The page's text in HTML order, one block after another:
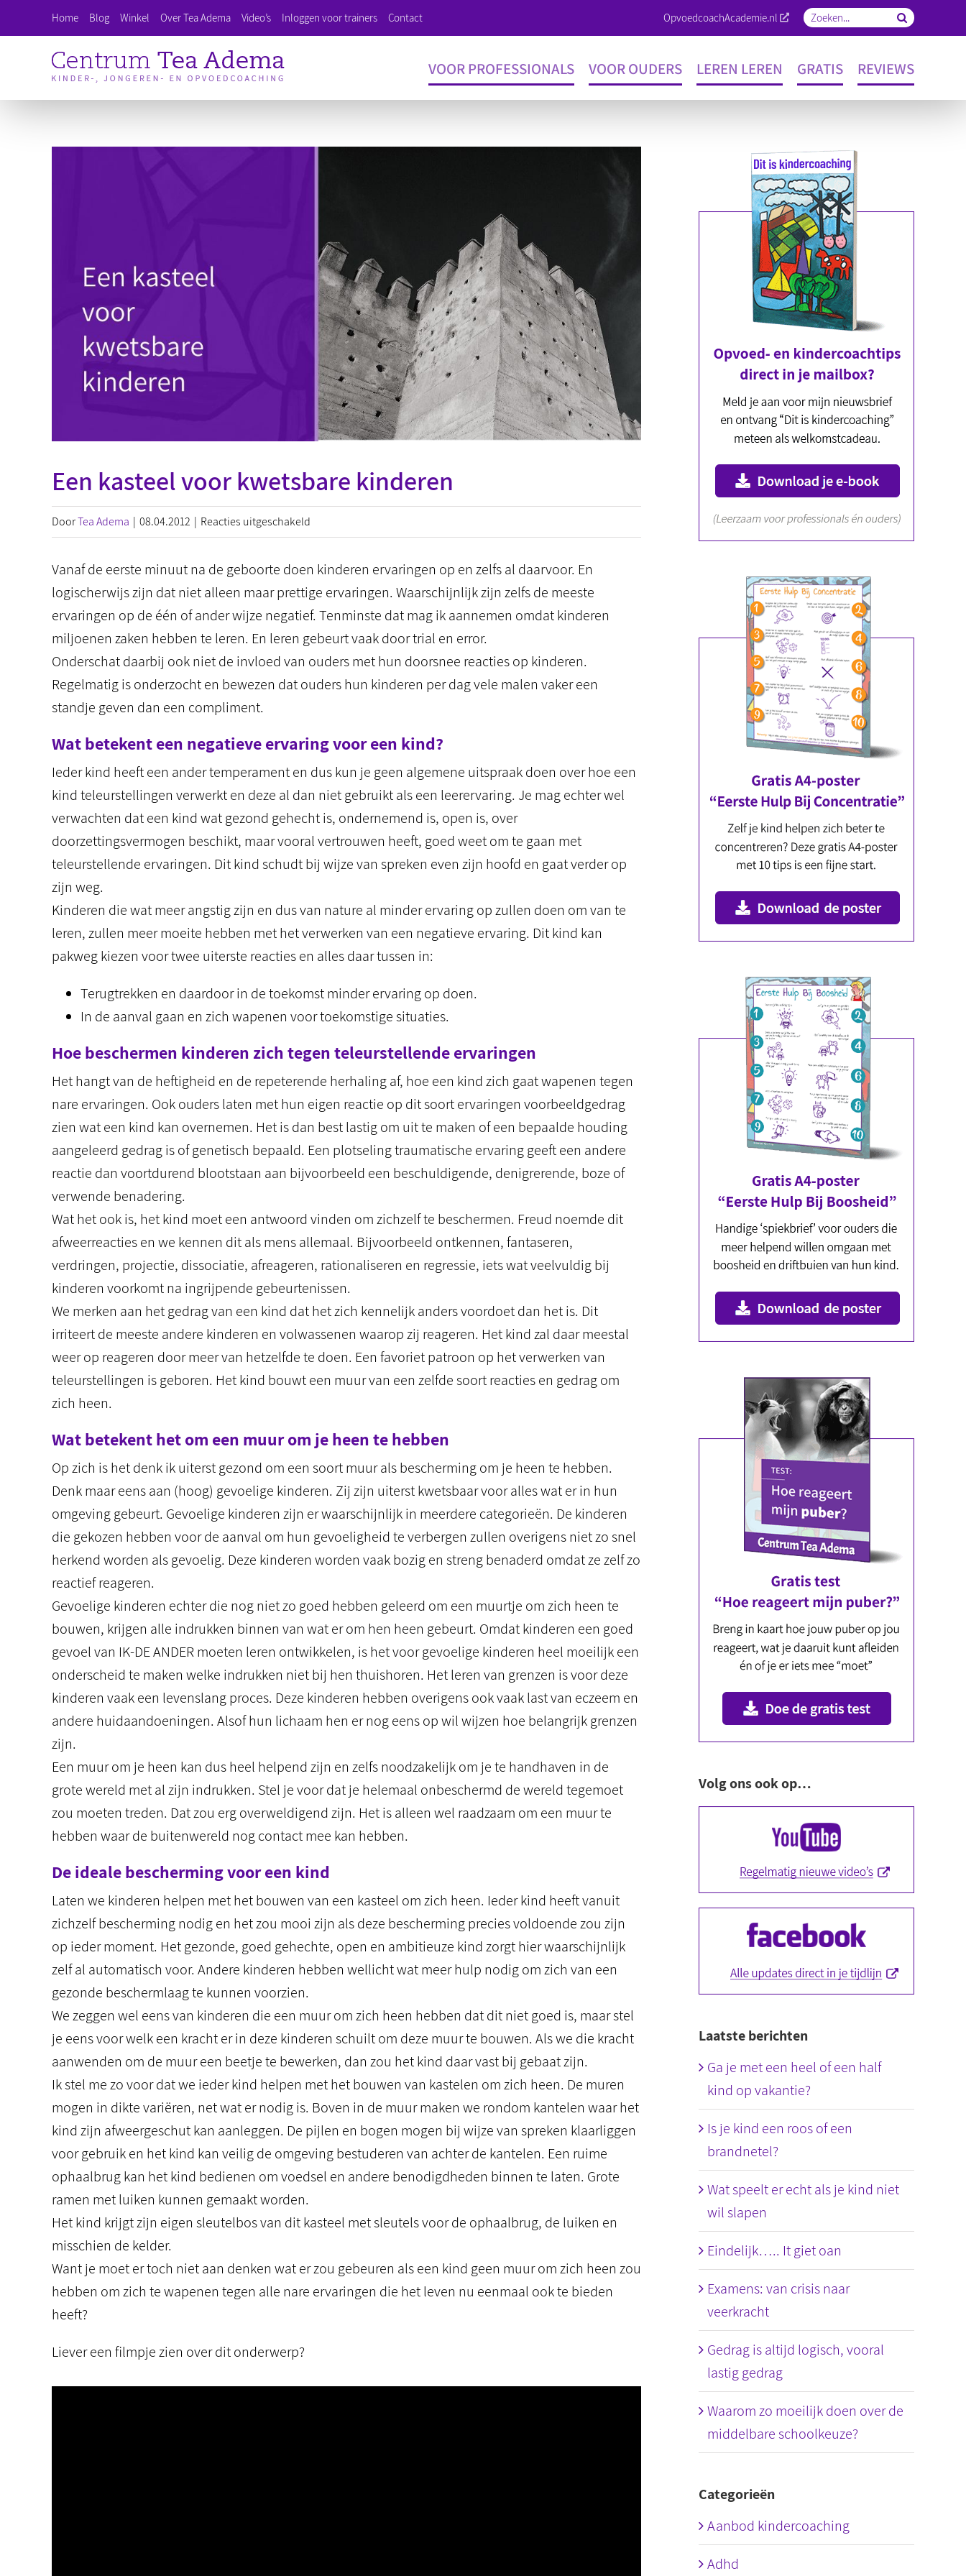
naar
Home Blog Winkel Over Tea Adema Video’s Inloggen voor trainers Contact OpvoedcoachAcademie.nl Zoeken
VOOR PROFESSIONALS VOOR OUDERS LEREN LEREN GRATIS REVIEWS
Een kasteel voor kwetsbare kinderen
DoorTea Adema | 08.04.2012 | Reacties uitgeschakeld
kasteel
voor
kwetsbare
kinderen
Vanaf de eerste minuut na de geboorte doen kinderen ervaringen op en zelfs al daarvoor. En
logischerwijs zijn dat niet alleen maar prettige ervaringen. Waarschijnlijk zijn zelfs de meeste
ervaringen op de één of ander wijze negatief. Tenminste dat mag ik aannemen omdat kinderen
miljoenen zaken hebben te leren. En leren gebeurt vaak door trial en error.
Onderschat daarbij ook niet de invloed van ouders met hun doorsnee reacties op kinderen.
Regelmatig is onderzocht en bewezen dat ouders hun kinderen per dag vele malen vaker een
standje geven dan een compliment.
Wat betekent een negatieve ervaring voor een kind?
Ieder kind heeft een ander temperament en dus kun je geen algemene uitspraak doen over hoe een
kind teleurstellingen verwerkt en deze al dan niet gebruikt als een leerervaring. Je mag echter wel
verwachten dat een kind wat gezond gehecht is, ondernemend is, open is, over
doorzettingsvermogen beschikt, maar vooral vertrouwen heeft, goed weet om te gaan met
teleurstellende ervaringen. Dit kind schudt bij wijze van spreken even zijn hoofd en gaat verder op
zijn weg.
Kinderen die wat meer angstig zijn en dus van nature al minder ervaring op zullen doen om van te
leren, zullen meer moeite hebben met het verwerken van een negatieve ervaring. Dit kind kan
pakweg kiezen voor twee uiterste reacties en alles daar tussen in:
Terugtrekken en daardoor in de toekomst minder ervaring op doen.
In de aanval gaan en zich wapenen voor toekomstige situaties.
Hoe beschermen kinderen zich tegen teleurstellende ervaringen
Het hangt van de heftigheid en de repeterende herhaling af, hoe een kind zich gaat wapenen tegen
nare ervaringen. Ook ouders laten met hun eigen reactie op dit soort ervaringen voorbeeldgedrag
zien wat een kind kan overnemen. Het is dan best lastig om uit te maken of een bepaalde houding
aangeleerd gedrag is of genetisch bepaald. Een plotseling traumatische ervaring geeft een andere
reactie dan voortdurend blootstaan aan bijvoorbeeld een beschuldigende, denigrerende, boze of
verwende benadering.
Wat het ook is, het kind moet een antwoord vinden om zichzelf te beschermen. Freud noemde dit
afweerreacties en we kennen dit als mens allemaal. Bijvoorbeeld ontkennen, fantaseren,
verdringen, projectie, dissociatie, afreageren, rationaliseren en regressie, iets wat veelvuldig bij
kinderen voorkomt na ingrijpende gebeurtenissen.
We merken aan het gedrag van een kind dat het zich kennelijk anders voordoet dan het is. Dit
irriteert de meeste andere kinderen en volwassenen waarop zij reageren. Het kind zal daar meestal
weer op reageren door meer van hetzelfde te doen. Een favoriet patroon op het verwerken van
teleurstellingen is geboren. Het kind bouwt een muur van een zelfde soort reacties en gedrag om
zich heen.
Wat betekent het om een muur om je heen te hebben
Op zich is het denk ik uiterst gezond om een soort muur als bescherming om je heen te hebben.
Denk maar eens aan (hoog) gevoelige kinderen. Zij zijn uiterst kwetsbaar voor alles wat er in hun
omgeving gebeurt. Gevoelige kinderen zijn er waarschijnlijk in meerdere categorieën. De kinderen
die gekozen hebben voor de aanval om hun gevoeligheid te verbergen zullen overigens niet zo snel
herkend worden als gevoelig. Deze kinderen worden vaak bozig en streng benaderd omdat ze zelf zo
reactief reageren.
Gevoelige kinderen echter die nog niet zo goed hebben geleerd om een muurtje om zich heen te
bouwen, krijgen alle indrukken binnen van wat er om hen heen gebeurt. Omdat kinderen een goed
gevoel van IK-DE ANDER moeten leren ontwikkelen, is het voor gevoelige kinderen heel moeilijk een
onderscheid te maken welke indrukken niet bij hen thuishoren. Het leren van grenzen is voor deze
kinderen vaak een levenslang proces. Deze kinderen hebben overigens ook vaak last van eczeem en
andere huidaandoeningen. Alsof hun lichaam hen er nog eens op wil wijzen hoe belangrijk grenzen
zijn.
Een muur om je heen kan dus heel helpend zijn en zelfs noodzakelijk om je te handhaven in de
grote wereld met al zijn indrukken. Stel je voor dat je helemaal onbeschermd de wereld tegemoet
zou moeten treden. Dat zou erg overweldigend zijn. Het is alleen wel raadzaam om een muur te
hebben waar de buitenwereld nog contact mee kan hebben.
De ideale bescherming voor een kind
Laten we kinderen helpen met het bouwen van een kasteel om zich heen. Ieder kind heeft vanuit
zichzelf bescherming nodig en het zou mooi zijn als deze bescherming precies voldoende zou zijn
op ieder moment. Het gezonde, goed gehechte, open en ambitieuze kind zorgt hier waarschijnlijk
zelf al automatisch voor. Andere kinderen hebben wellicht wat meer hulp nodig om zich van een
gezonde beschermlaag te kunnen voorzien.
We zeggen wel eens van kinderen die een muur om zich heen hebben dat dit niet goed is, maar stel
je eens voor welk een kracht er in deze kinderen schuilt om deze muur te bouwen. Als we die kracht
aanwenden om de muur een beetje te bewerken, dan zou het kind daar vast bij gebaat zijn.
Ik stel me zo voor dat we ieder kind helpen met het bouwen van kastelen om zich heen. De muren
mogen in dikte variëren, net wat er nodig is. Boven in de muur maken we rondom kantelen waar het
kind zijn afweergeschut kan aanleggen. De pijlen en bogen mogen bij wijze van spreken klaarliggen
voor gebruik en het kind kan veilig de omgeving bestuderen van achter de kantelen. Een ruime
ophaalbrug kan het kind bedienen om voedsel en andere benodigdheden binnen te laten. Grote
ramen met luiken kunnen gemaakt worden.
Het kind krijgt zijn eigen sleutelbos van dit kasteel met sleutels voor de ophaalbrug, de luiken en
misschien de kelder.
Want je moet er toch niet aan denken wat er zou gebeuren als een kind geen muur om zich heen zou
hebben om zich te wapenen tegen alle nare ervaringen die het leven nu eenmaal ook te bieden
heeft?
Liever een filmpje zien over dit onderwerp?
Volg ons ook op…
Laatste berichten
Ga je met een heel of een half
kind op vakantie?
Is je kind een roos of een
brandnetel?
Wat speelt er echt als je kind niet
wil slapen
Eindelijk….. It giet oan
Examens: van crisis naar
veerkracht
Gedrag is altijd logisch, vooral
lastig gedrag
Waarom zo moeilijk doen over de
middelbare schoolkeuze?
Categorieën
Aanbod kindercoaching
Adhd